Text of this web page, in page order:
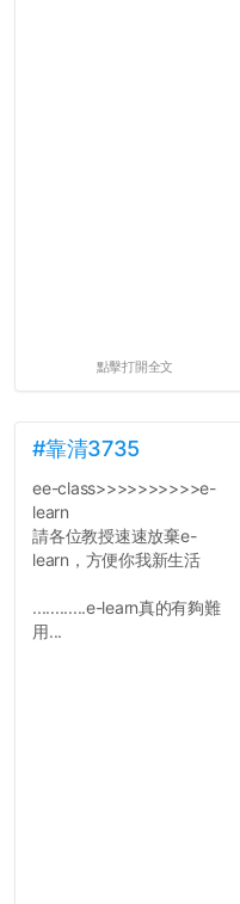
點擊打開全文
#靠清3735
ee-class>>>>>>>>>>e-
learn
請各位教授速速放棄e-
learn，方便你我新生活
............e-learn真的有夠難
用...